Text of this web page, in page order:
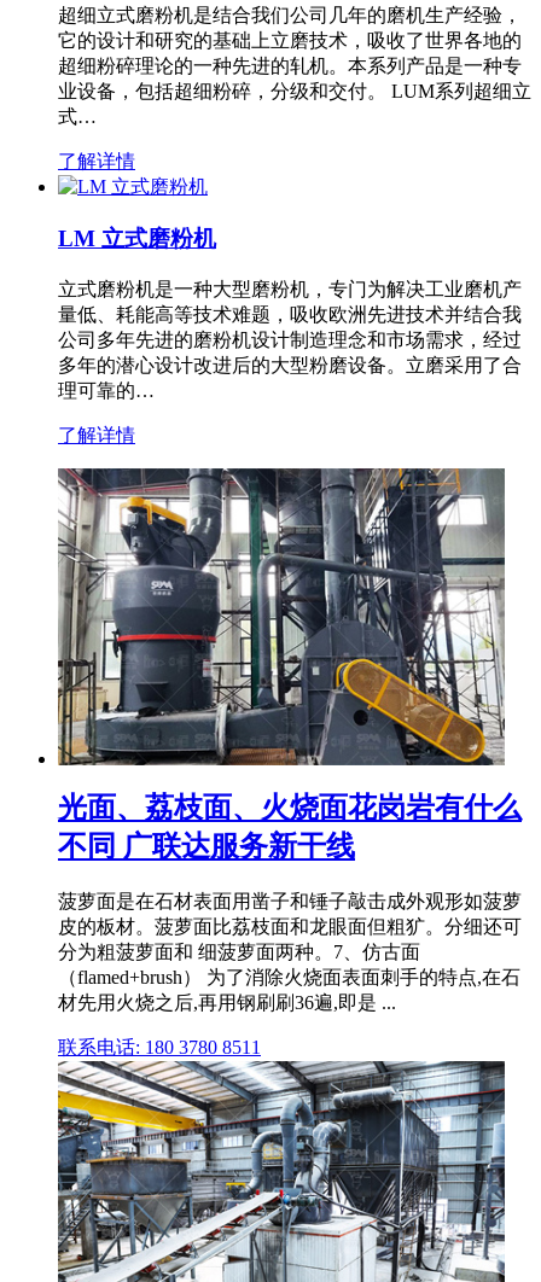
超细立式磨粉机是结合我们公司几年的磨机生产经验，
它的设计和研究的基础上立磨技术，吸收了世界各地的
超细粉碎理论的一种先进的轧机。本系列产品是一种专
业设备，包括超细粉碎，分级和交付。 LUM系列超细立
式…
了解详情
LM 立式磨粉机
立式磨粉机是一种大型磨粉机，专门为解决工业磨机产
量低、耗能高等技术难题，吸收欧洲先进技术并结合我
公司多年先进的磨粉机设计制造理念和市场需求，经过
多年的潜心设计改进后的大型粉磨设备。立磨采用了合
理可靠的…
了解详情
光面、荔枝面、火烧面花岗岩有什么
不同 广联达服务新干线
菠萝面是在石材表面用凿子和锤子敲击成外观形如菠萝
皮的板材。菠萝面比荔枝面和龙眼面但粗犷。分细还可
分为粗菠萝面和 细菠萝面两种。7、仿古面
（flamed+brush） 为了消除火烧面表面刺手的特点,在石
材先用火烧之后,再用钢刷刷36遍,即是 ...
联系电话: 180 3780 8511